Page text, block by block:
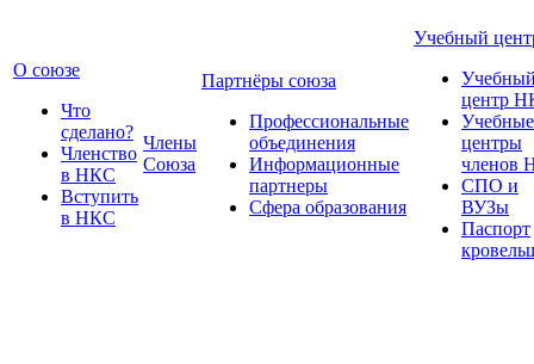
О союзе
Что
сделано?
Членство
в НКС
Вступить
в НКС
Члены
Союза
Партнёры союза
Профессиональные
объединения
Информационные
партнеры
Сфера образования
Учебный
центр
Учебные
центры
членов
СПО и
ВУЗы
Паспорт